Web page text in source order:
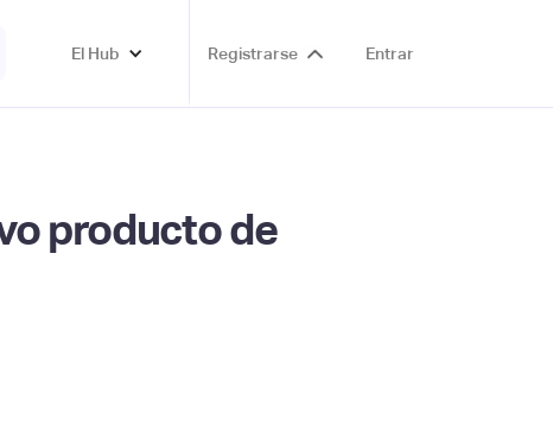
El Hub Registrarse Entrar
producto de